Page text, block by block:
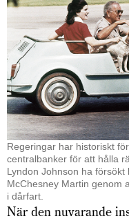
Regeringar har historiskt
centralbanker för att hålla
Lyndon Johnson ha
McChesney Martin genom
i dårfart.
När den nuvarande